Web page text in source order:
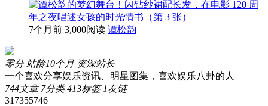
7个月前 3,000阅读 谭松韵
零分 站龄10个月 资深站长
一个喜欢分享娱乐资讯、明星图集，喜欢娱乐八卦的人
744文章 7分类 413标签 1友链
317355746